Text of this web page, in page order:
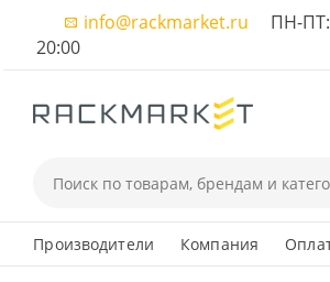
info@rackmarket.ru ПН-ПТ:
20:00
Производители Компания